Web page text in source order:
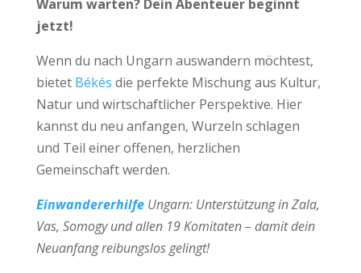
Warum warten? Dein Abenteuer beginnt
jetzt!
Wenn du nach Ungarn auswandern möchtest,
bietet Békés die perfekte Mischung aus Kultur,
Natur und wirtschaftlicher Perspektive. Hier
kannst du neu anfangen, Wurzeln schlagen
und Teil einer offenen, herzlichen
Gemeinschaft werden.
Einwandererhilfe Ungarn: Unterstützung in Zala,
Vas, Somogy und allen 19 Komitaten – damit dein
Neuanfang reibungslos gelingt!